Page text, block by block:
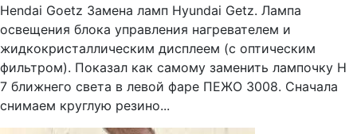
Hendai Goetz Замена ламп Hyundai Getz. Лампа
освещения блока управления нагревателем и
жидкокристаллическим дисплеем (с оптическим
фильтром). Показал как самому заменить лампочку Н
7 ближнего света в левой фаре ПЕЖО 3008. Сначала
снимаем круглую резино...